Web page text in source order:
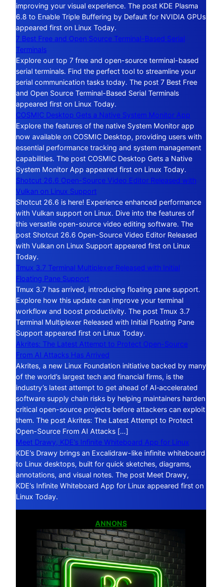
improving your visual experience. The post KDE Plasma
6.8 to Enable Triple Buffering by Default for NVIDIA GPUs
appeared first on Linux Today.
7 Best Free and Open Source Terminal-Based Serial
Terminals
Explore our top 7 free and open-source terminal-based
serial terminals. Find the perfect tool to streamline your
serial communication tasks today. The post 7 Best Free
and Open Source Terminal-Based Serial Terminals
appeared first on Linux Today.
COSMIC Desktop Gets a Native System Monitor App
Explore the features of the native System Monitor app
now available on COSMIC Desktop, providing users with
essential performance tracking and system management
capabilities. The post COSMIC Desktop Gets a Native
System Monitor App appeared first on Linux Today.
Shotcut 26.6 Open-Source Video Editor Released with
Vulkan on Linux Support
Shotcut 26.6 is here! Experience enhanced performance
with Vulkan support on Linux. Dive into the features of
this versatile open-source video editing software. The
post Shotcut 26.6 Open-Source Video Editor Released
with Vulkan on Linux Support appeared first on Linux
Today.
Tmux 3.7 Terminal Multiplexer Released with Initial
Floating Pane Support
Tmux 3.7 has arrived, introducing floating pane support.
Explore how this update can improve your terminal
workflow and boost productivity. The post Tmux 3.7
Terminal Multiplexer Released with Initial Floating Pane
Support appeared first on Linux Today.
Akrites: The Latest Attempt to Protect Open-Source
From AI Attacks Has Arrived
Akrites, a new Linux Foundation initiative backed by many
of the world’s largest tech and financial firms, is the
industry’s latest attempt to get ahead of AI‑accelerated
software supply chain risks by helping maintainers harden
critical open-source projects before attackers can exploit
them. The post Akrites: The Latest Attempt to Protect
Open-Source From AI Attacks […]
Meet Drawy, KDE’s Infinite Whiteboard App for Linux
KDE’s Drawy brings an Excalidraw-like infinite whiteboard
to Linux desktops, built for quick sketches, diagrams,
annotations, and visual notes. The post Meet Drawy,
KDE’s Infinite Whiteboard App for Linux appeared first on
Linux Today.
ANNONS